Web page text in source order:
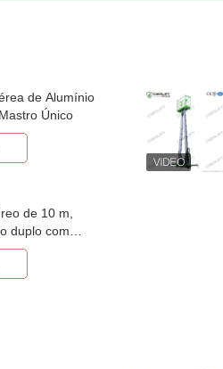
de Alumínio
Único
de 10 m,
duplo com